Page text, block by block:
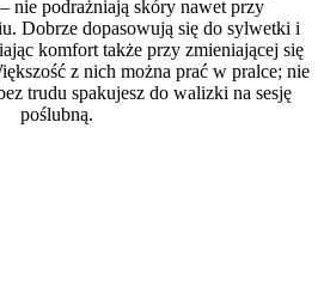
nie podrażniają skóry nawet przy
Dobrze dopasowują się do sylwetki i
komfort także przy zmieniającej się
z nich można prać w pralce; nie
trudu spakujesz do walizki na sesję
poślubną.